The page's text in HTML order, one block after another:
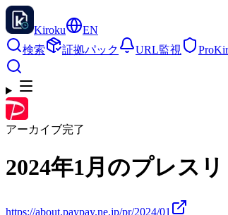
Kiroku
EN
検索
証拠パック URL監視 Pro
アーカイブ完了
2024年1月のプレス
https://about.paypay.ne.jp/pr/2024/01